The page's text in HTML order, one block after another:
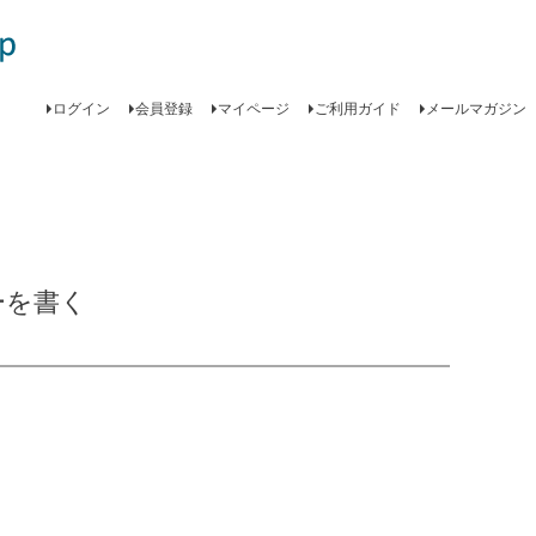
ログイン 会員登録 マイページ ご利用ガイド メールマガジン
書く